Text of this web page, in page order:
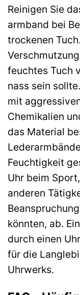
Reinigen Sie
armband bei
trockenen
feuchtes Tuch
nass sein
mit
Chemikalien
das Material
Feuchtigkeit
Uhr beim
anderen
könnten, ab.
durch einen
für die
Uhrwerks.